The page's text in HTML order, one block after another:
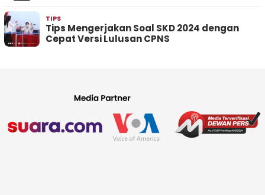
TIPS
Tips Mengerjakan Soal SKD 2024 dengan
Cepat Versi Lulusan CPNS